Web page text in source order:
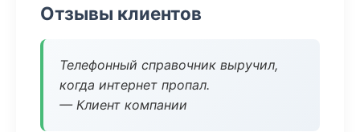
Отзывы клиентов
Телефонный справочник выручил,
когда интернет пропал.
— Клиент компании